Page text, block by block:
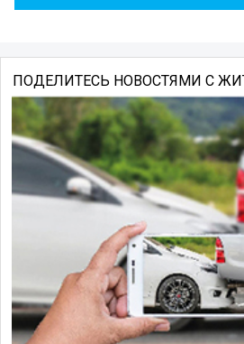
ПОДЕЛИТЕСЬ НОВОСТЯМИ С